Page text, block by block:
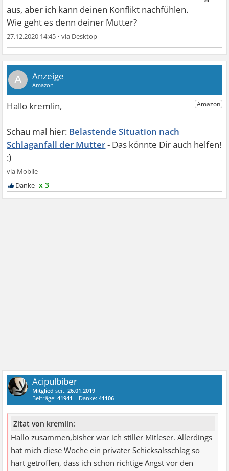
aus, aber ich kann deinen Konflikt nachfühlen.
Wie geht es denn deiner Mutter?
27.12.2020 14:45 •
A
Belastende Situation nach
Schlaganfall der Mutter
x 3
Acipulbiber
Mitglied seit:26.01.2019
Beiträge:41941 Danke:41106
Zitat von kremlin:
Hallo zusammen,bisher war ich stiller Mitleser. Allerdings
hat mich diese Woche ein privater Schicksalsschlag so
hart getroffen, dass ich schon richtige Angst vor den